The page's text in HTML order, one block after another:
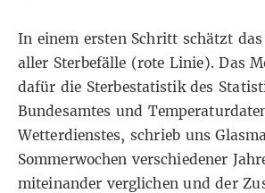
In einem ersten Schritt schätzt
aller Sterbefälle (rote Linie). Das
dafür die Sterbestatistik des
Bundesamtes und
Wetterdienstes, schrieb uns
Sommerwochen verschiedener
miteinander verglichen und der